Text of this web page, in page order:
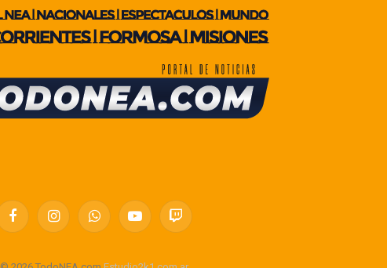
FacebookInstagramWhatsAppYouTubeTwitch